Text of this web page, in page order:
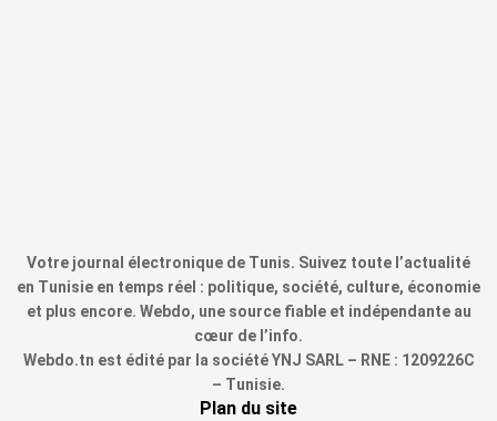
Votre journal électronique de Tunis. Suivez toute l’actualité
en Tunisie en temps réel : politique, société, culture, économie
et plus encore. Webdo, une source fiable et indépendante au
cœur de l’info.
Webdo.tn est édité par la société YNJ SARL – RNE : 1209226C
– Tunisie.
Plan du site